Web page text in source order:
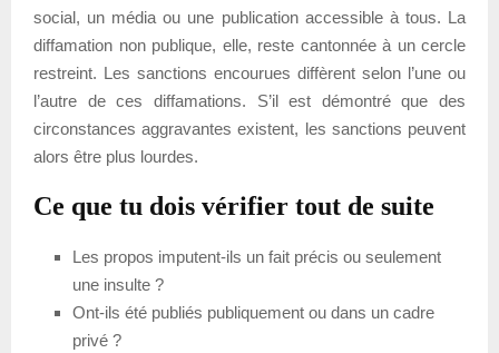
social, un média ou une publication accessible à tous. La
diffamation non publique, elle, reste cantonnée à un cercle
restreint. Les sanctions encourues diffèrent selon l’une ou
l’autre de ces diffamations. S’il est démontré que des
circonstances aggravantes existent, les sanctions peuvent
alors être plus lourdes.
Ce que tu dois vérifier tout de suite
Les propos imputent-ils un fait précis ou seulement
une insulte ?
Ont-ils été publiés publiquement ou dans un cadre
privé ?